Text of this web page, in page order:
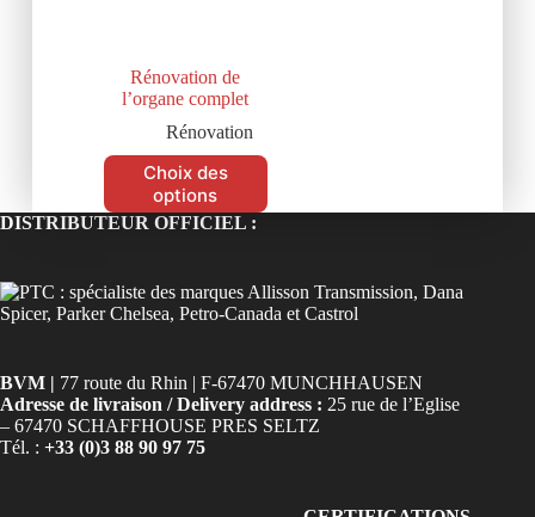
Rénovation de
l’organe complet
Rénovation
Choix des
options
DISTRIBUTEUR OFFICIEL :
BVM | 77 route du Rhin | F-67470 MUNCHHAUSEN
Adresse de livraison / Delivery address : 25 rue de l’Eglise
– 67470 SCHAFFHOUSE PRES SELTZ
Tél. : +33 (0)3 88 90 97 75